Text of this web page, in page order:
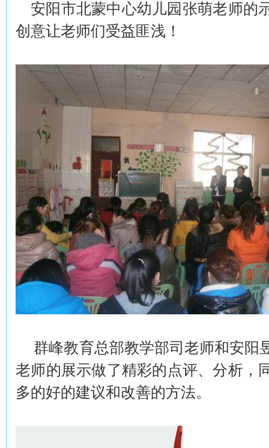
安阳市北蒙中心幼儿园张萌老师的
创意让老师们受益匪浅！
群峰教育总部教学部司老师和安阳
老师的展示做了精彩的点评、分析，
多的好的建议和改善的方法。